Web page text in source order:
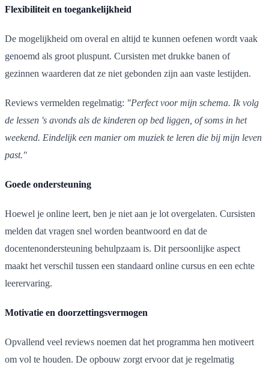
Flexibiliteit en toegankelijkheid
De mogelijkheid om overal en altijd te kunnen oefenen wordt vaak
genoemd als groot pluspunt. Cursisten met drukke banen of
gezinnen waarderen dat ze niet gebonden zijn aan vaste lestijden.
Reviews vermelden regelmatig: "Perfect voor mijn schema. Ik volg
de lessen 's avonds als de kinderen op bed liggen, of soms in het
weekend. Eindelijk een manier om muziek te leren die bij mijn leven
past."
Goede ondersteuning
Hoewel je online leert, ben je niet aan je lot overgelaten. Cursisten
melden dat vragen snel worden beantwoord en dat de
docentenondersteuning behulpzaam is. Dit persoonlijke aspect
maakt het verschil tussen een standaard online cursus en een echte
leerervaring.
Motivatie en doorzettingsvermogen
Opvallend veel reviews noemen dat het programma hen motiveert
om vol te houden. De opbouw zorgt ervoor dat je regelmatig